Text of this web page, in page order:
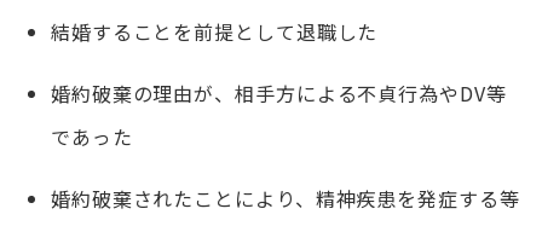
結婚することを前提として退職した
婚約破棄の理由が、相手方による不貞行為やDV等
であった
婚約破棄されたことにより、精神疾患を発症する等